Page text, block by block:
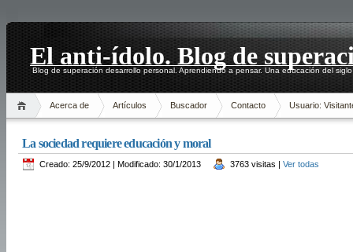
El anti-ídolo. Blog de
Blog de superación desarrollo personal. Aprendiendo a pensar. Una educación del
Acerca de Artículos Buscador Contacto Usuario:
La sociedad requiere educación y moral
Creado: 25/9/2012 | Modificado: 30/1/2013 3763 visitas | Ver todas